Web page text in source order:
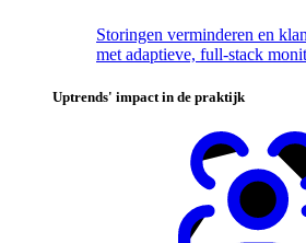
Storingen verminderen en
met adaptieve, full-stack
Uptrends' impact in de praktijk